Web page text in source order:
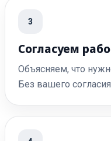
3
Согласуем
Объясняем, что
Без вашего